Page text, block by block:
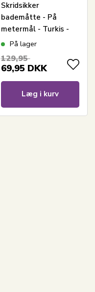
Skridsikker
bademåtte - På
metermål - Turkis -
65 cm bred -
til vådrum
På lager
129,95
69,95 DKK
Læg i kurv